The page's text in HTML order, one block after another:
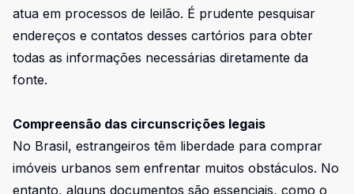
atua em processos de leilão. É prudente pesquisar
endereços e contatos desses cartórios para obter
todas as informações necessárias diretamente da
fonte.
Compreensão das circunscrições legais
No Brasil, estrangeiros têm liberdade para comprar
imóveis urbanos sem enfrentar muitos obstáculos. No
entanto, alguns documentos são essenciais, como o